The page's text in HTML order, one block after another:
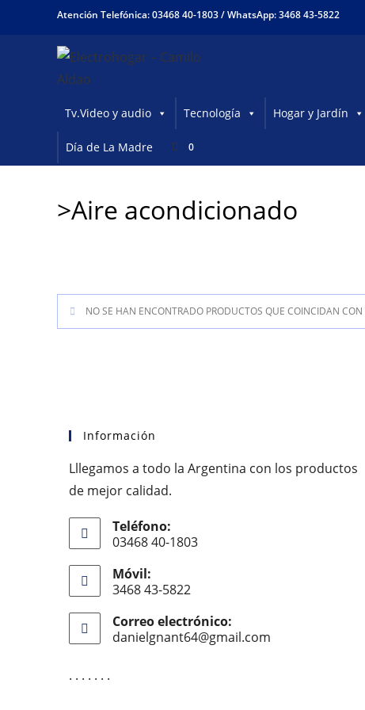
Atención Telefónica: 03468 40-1803 /WhatsApp: 3468 43-5822
Tv.Video y audio Tecnología Hogar y Jardín
Día de La Madre 0
>Aire acondicionado
NO SE HAN ENCONTRADO PRODUCTOS QUE COINCIDAN CON
Información
Lllegamos a todo la Argentina con los productos
de mejor calidad.
Teléfono:
03468 40-1803
Móvil:
3468 43-5822
Correo electrónico:
danielgnant64@gmail.com
. . . . . . .